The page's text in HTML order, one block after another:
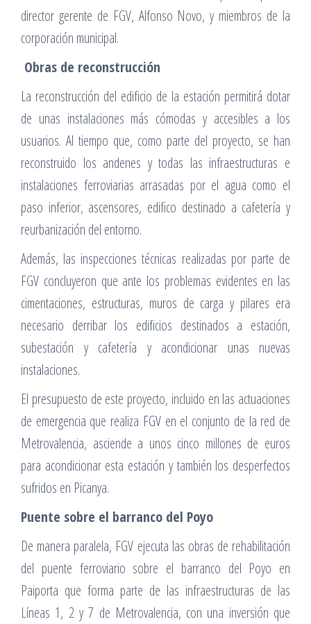
director gerente de FGV, Alfonso Novo, y miembros de la
corporación municipal.
Obras de reconstrucción
La reconstrucción del edificio de la estación permitirá dotar
de unas instalaciones más cómodas y accesibles a los
usuarios. Al tiempo que, como parte del proyecto, se han
reconstruido los andenes y todas las infraestructuras e
instalaciones ferroviarias arrasadas por el agua como el
paso inferior, ascensores, edifico destinado a cafetería y
reurbanización del entorno.
Además, las inspecciones técnicas realizadas por parte de
FGV concluyeron que ante los problemas evidentes en las
cimentaciones, estructuras, muros de carga y pilares era
necesario derribar los edificios destinados a estación,
subestación y cafetería y acondicionar unas nuevas
instalaciones.
El presupuesto de este proyecto, incluido en las actuaciones
de emergencia que realiza FGV en el conjunto de la red de
Metrovalencia, asciende a unos cinco millones de euros
para acondicionar esta estación y también los desperfectos
sufridos en Picanya.
Puente sobre el barranco del Poyo
De manera paralela, FGV ejecuta las obras de rehabilitación
del puente ferroviario sobre el barranco del Poyo en
Paiporta que forma parte de las infraestructuras de las
Líneas 1, 2 y 7 de Metrovalencia, con una inversión que